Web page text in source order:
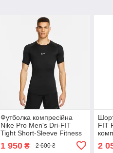
Футболка компресійна
Nike Pro Men's Dri-FIT
Tight Short-Sleeve Fitness
1 950₴ 2 600 ₴
FIT
2